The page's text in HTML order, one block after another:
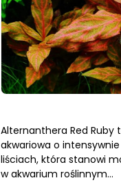
Alternanthera Red Ruby
akwariowa o
liściach, która stanowi
w akwarium roślinnym...